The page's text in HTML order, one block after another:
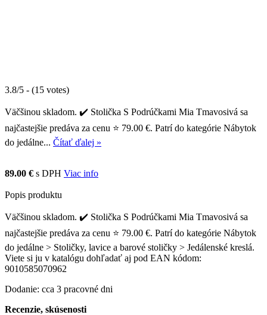
3.8/5 - (15 votes)
Väčšinou skladom. ✔️ Stolička S Podrúčkami Mia Tmavosivá sa
najčastejšie predáva za cenu ⭐ 79.00 €. Patrí do kategórie Nábytok
do jedálne... Čítať ďalej »
89.00 € s DPH Viac info
Popis produktu
Väčšinou skladom. ✔️ Stolička S Podrúčkami Mia Tmavosivá sa
najčastejšie predáva za cenu ⭐ 79.00 €. Patrí do kategórie Nábytok
do jedálne > Stoličky, lavice a barové stoličky > Jedálenské kreslá.
Viete si ju v katalógu dohľadať aj pod EAN kódom:
9010585070962
Dodanie: cca 3 pracovné dni
Recenzie, skúsenosti